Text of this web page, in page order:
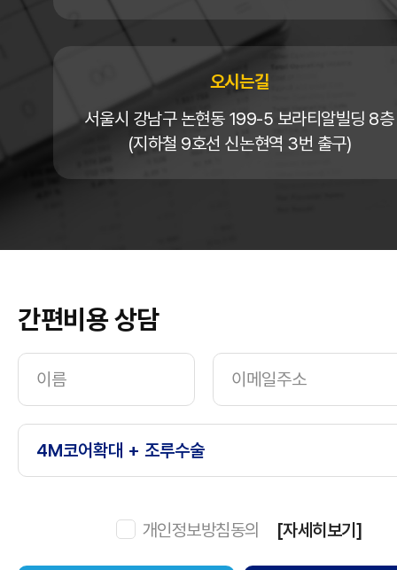
오시는길
서울시 강남구 논현동 199-5 보라티알빌딩 8층
(지하철 9호선 신논현역 3번 출구)
간편비용 상담
개인정보방침동의 [자세히보기]